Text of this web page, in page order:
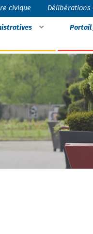
civique Délibérations
Portail